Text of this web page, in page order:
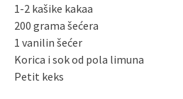
1-2 kašike kakaa
200 grama šećera
1 vanilin šećer
Korica i sok od pola limuna
Petit keks